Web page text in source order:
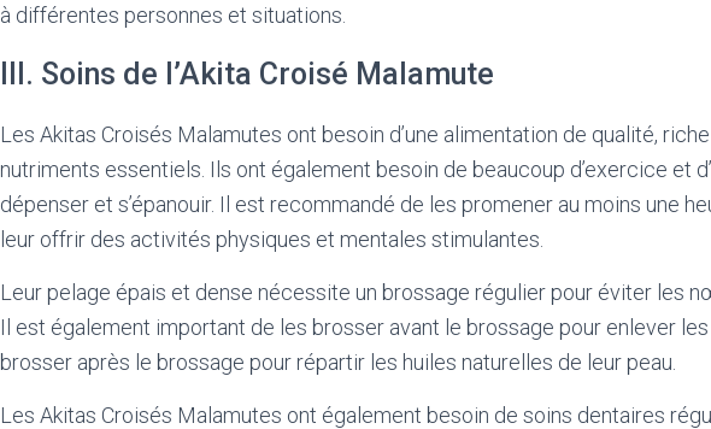
à différentes personnes et situations.
III. Soins de l’Akita Croisé Malamute
Les Akitas Croisés Malamutes ont besoin d’une alimentation de qualité,
nutriments essentiels. Ils ont également besoin de beaucoup d’exercice et
dépenser et s’épanouir. Il est recommandé de les promener au moins une
leur offrir des activités physiques et mentales stimulantes.
Leur pelage épais et dense nécessite un brossage régulier pour éviter les
Il est également important de les brosser avant le brossage pour enlever
brosser après le brossage pour répartir les huiles naturelles de leur peau.
Les Akitas Croisés Malamutes ont également besoin de soins dentaires